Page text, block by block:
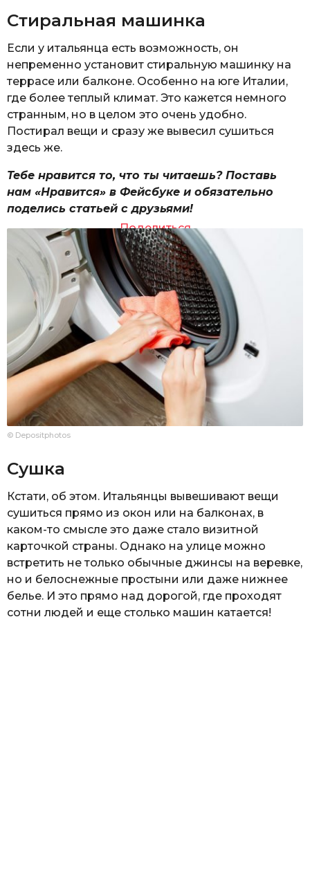
Стиральная машинка
Если у итальянца есть возможность, он
непременно установит стиральную машинку на
террасе или балконе. Особенно на юге Италии,
где более теплый климат. Это кажется немного
странным, но в целом это очень удобно.
Постирал вещи и сразу же вывесил сушиться
здесь же.
Тебе нравится то, что ты читаешь? Поставь
нам «Нравится» в Фейсбуке и обязательно
поделись статьей с друзьями!
Поделиться
© Depositphotos
Сушка
Кстати, об этом. Итальянцы вывешивают вещи
сушиться прямо из окон или на балконах, в
каком-то смысле это даже стало визитной
карточкой страны. Однако на улице можно
встретить не только обычные джинсы на веревке,
но и белоснежные простыни или даже нижнее
белье. И это прямо над дорогой, где проходят
сотни людей и еще столько машин катается!